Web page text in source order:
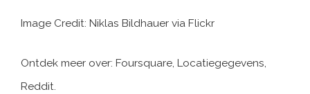
Image Credit: Niklas Bildhauer via Flickr
Ontdek meer over: Foursquare, Locatiegegevens,
Reddit.